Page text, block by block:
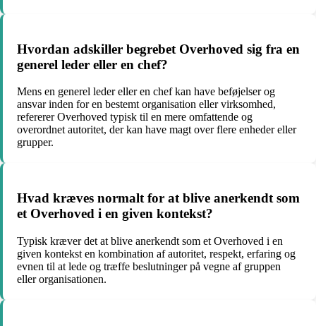
Hvordan adskiller begrebet Overhoved sig fra en
generel leder eller en chef?
Mens en generel leder eller en chef kan have beføjelser og
ansvar inden for en bestemt organisation eller virksomhed,
refererer Overhoved typisk til en mere omfattende og
overordnet autoritet, der kan have magt over flere enheder eller
grupper.
Hvad kræves normalt for at blive anerkendt som
et Overhoved i en given kontekst?
Typisk kræver det at blive anerkendt som et Overhoved i en
given kontekst en kombination af autoritet, respekt, erfaring og
evnen til at lede og træffe beslutninger på vegne af gruppen
eller organisationen.